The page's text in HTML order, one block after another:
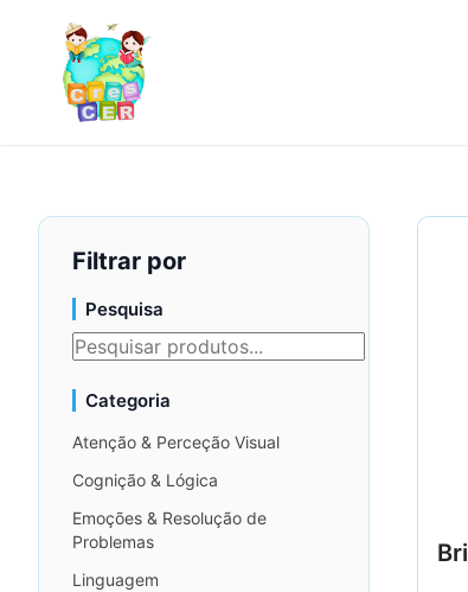
Filtrar por
Pesquisa
Categoria
Atenção & Perceção Visual
Cognição & Lógica
Emoções & Resolução de
Problemas
Linguagem